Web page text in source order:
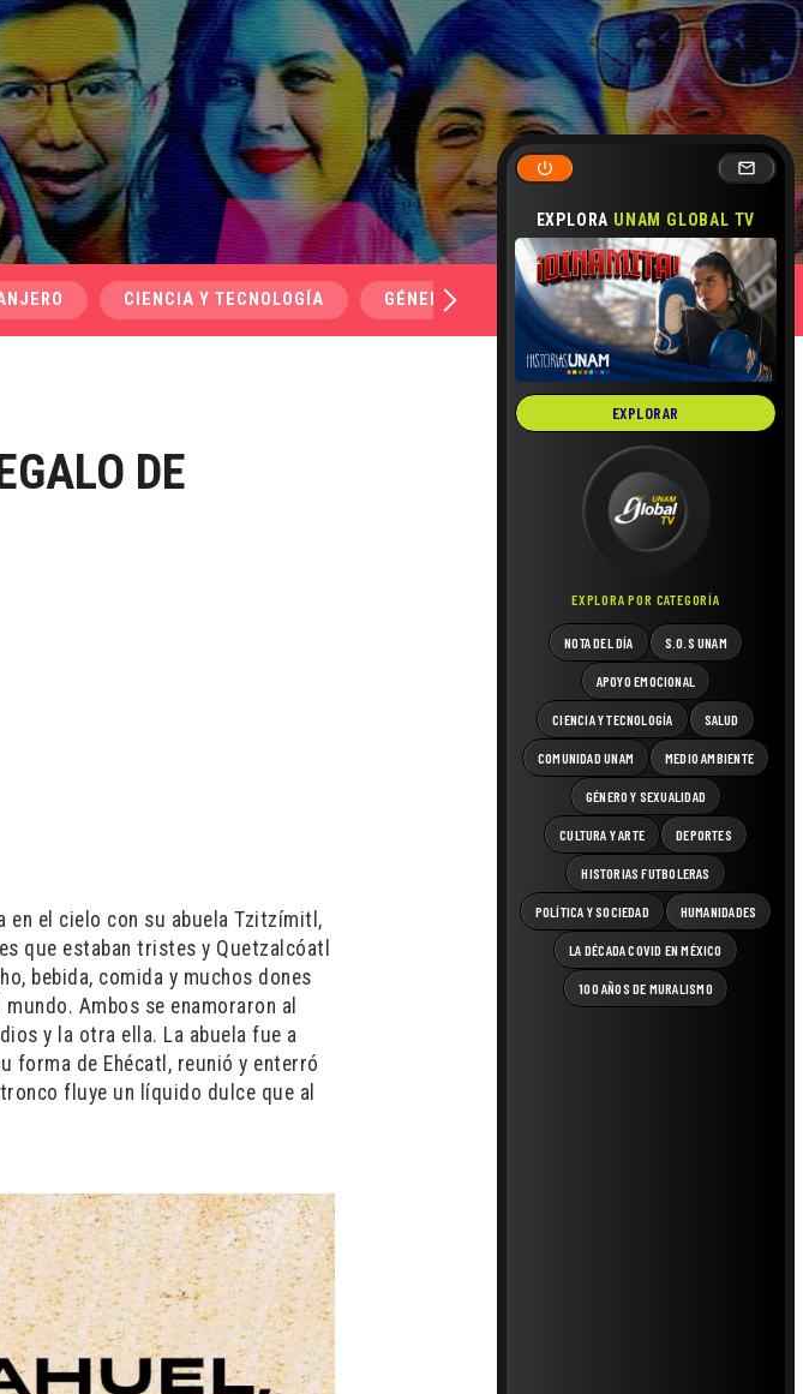
EXPLORA UNAM GLOBAL TV
EXPLORAR
EXPLORA POR CATEGORÍA
NOTA DEL DÍA S.O.S UNAM
APOYO EMOCIONAL
CIENCIA Y TECNOLOGÍA SALUD
COMUNIDAD UNAM MEDIO AMBIENTE
GÉNERO Y SEXUALIDAD
CULTURA Y ARTE DEPORTES
HISTORIAS FUTBOLERAS
POLÍTICA Y SOCIEDAD HUMANIDADES
LA DÉCADA COVID EN MÉXICO
100 AÑOS DE MURALISMO
CIENCIA Y TECNOLOGÍA GÉNERO Y SEXUALIDAD SALUD
DE
en el cielo con su abuela Tzitzímitl,
que estaban tristes y Quetzalcóatl
bebida, comida y muchos dones
Ambos se enamoraron al
y la otra ella. La abuela fue a
forma de Ehécatl, reunió y enterró
fluye un líquido dulce que al